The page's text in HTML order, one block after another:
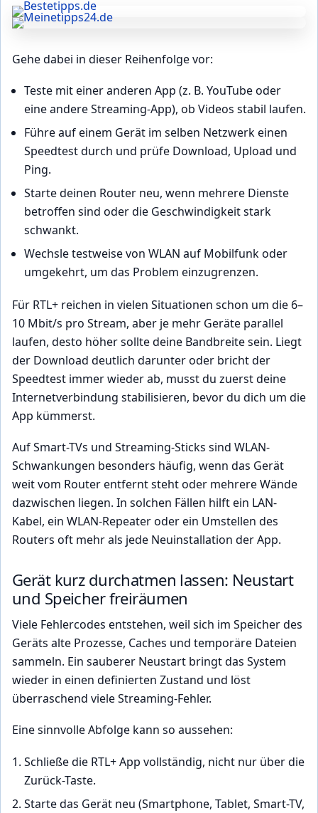
Gehe dabei in dieser Reihenfolge vor:
Teste mit einer anderen App (z. B. YouTube oder
eine andere Streaming-App), ob Videos stabil laufen.
Führe auf einem Gerät im selben Netzwerk einen
Speedtest durch und prüfe Download, Upload und
Ping.
Starte deinen Router neu, wenn mehrere Dienste
betroffen sind oder die Geschwindigkeit stark
schwankt.
Wechsle testweise von WLAN auf Mobilfunk oder
umgekehrt, um das Problem einzugrenzen.
Für RTL+ reichen in vielen Situationen schon um die 6–
10 Mbit/s pro Stream, aber je mehr Geräte parallel
laufen, desto höher sollte deine Bandbreite sein. Liegt
der Download deutlich darunter oder bricht der
Speedtest immer wieder ab, musst du zuerst deine
Internetverbindung stabilisieren, bevor du dich um die
App kümmerst.
Auf Smart-TVs und Streaming-Sticks sind WLAN-
Schwankungen besonders häufig, wenn das Gerät
weit vom Router entfernt steht oder mehrere Wände
dazwischen liegen. In solchen Fällen hilft ein LAN-
Kabel, ein WLAN-Repeater oder ein Umstellen des
Routers oft mehr als jede Neuinstallation der App.
Gerät kurz durchatmen lassen: Neustart
und Speicher freiräumen
Viele Fehlercodes entstehen, weil sich im Speicher des
Geräts alte Prozesse, Caches und temporäre Dateien
sammeln. Ein sauberer Neustart bringt das System
wieder in einen definierten Zustand und löst
überraschend viele Streaming-Fehler.
Eine sinnvolle Abfolge kann so aussehen:
Schließe die RTL+ App vollständig, nicht nur über die
Zurück-Taste.
Starte das Gerät neu (Smartphone, Tablet, Smart-TV,